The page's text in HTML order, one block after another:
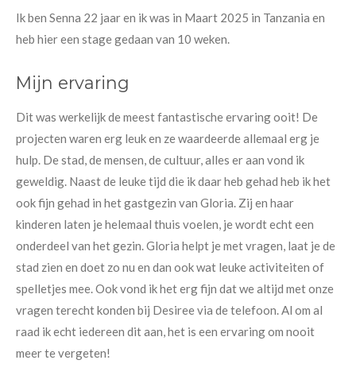
Ik ben Senna 22 jaar en ik was in Maart 2025 in Tanzania en
heb hier een stage gedaan van 10 weken.
Mijn ervaring
Dit was werkelijk de meest fantastische ervaring ooit! De
projecten waren erg leuk en ze waardeerde allemaal erg je
hulp. De stad, de mensen, de cultuur, alles er aan vond ik
geweldig. Naast de leuke tijd die ik daar heb gehad heb ik het
ook fijn gehad in het gastgezin van Gloria. Zij en haar
kinderen laten je helemaal thuis voelen, je wordt echt een
onderdeel van het gezin. Gloria helpt je met vragen, laat je de
stad zien en doet zo nu en dan ook wat leuke activiteiten of
spelletjes mee. Ook vond ik het erg fijn dat we altijd met onze
vragen terecht konden bij Desiree via de telefoon. Al om al
raad ik echt iedereen dit aan, het is een ervaring om nooit
meer te vergeten!